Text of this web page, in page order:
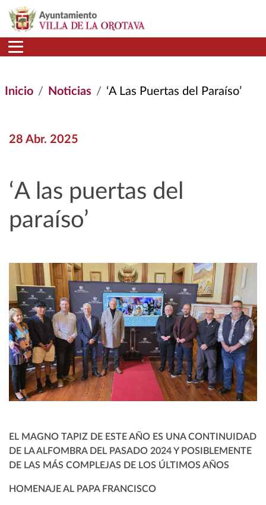
Pasar al contenido principal
Inicio Noticias ‘A Las Puertas del Paraíso’
28 Abr. 2025
‘A las puertas del
paraíso’
EL MAGNO TAPIZ DE ESTE AÑO ES UNA CONTINUIDAD
DE LA ALFOMBRA DEL PASADO 2024 Y POSIBLEMENTE
DE LAS MÁS COMPLEJAS DE LOS ÚLTIMOS AÑOS
HOMENAJE AL PAPA FRANCISCO